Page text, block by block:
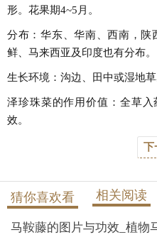
形。花果期4~5月。
分布：华东、华南、西南，陕
鲜、马来西亚及印度也有分布。
生长环境：沟边、田中或湿地草
泽珍珠菜的作用价值：全草
效。
下
猜你喜欢看 相关阅读
马鞍藤的图片与功效_植物